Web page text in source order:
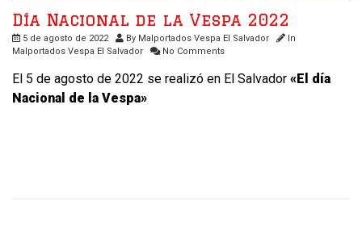
Día Nacional de la Vespa 2022
5 de agosto de 2022 By Malportados Vespa El Salvador
In
Malportados Vespa El Salvador
No Comments
El 5 de agosto de 2022 se realizó en El Salvador «El día
Nacional de la Vespa»